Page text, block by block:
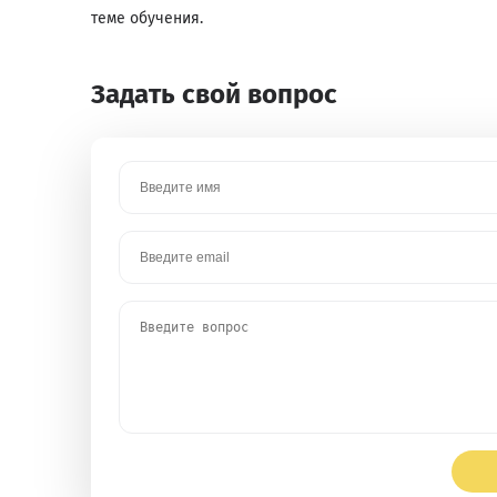
теме обучения.
Задать свой вопрос